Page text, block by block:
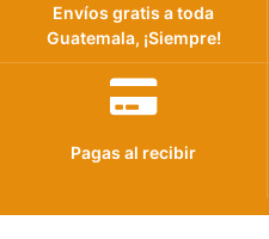
Envíos gratis a toda
Guatemala, ¡Siempre!
Pagas al recibir